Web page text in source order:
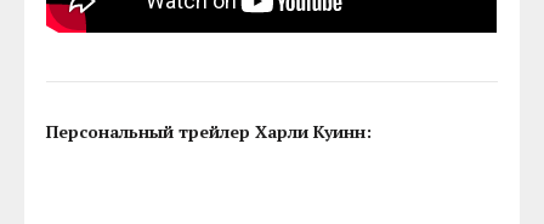
Персональный трейлер Харли Куинн: